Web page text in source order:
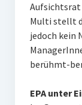
Aufsichtsrat
Multi stellt
jedoch kein
berühmt-
EPA unter